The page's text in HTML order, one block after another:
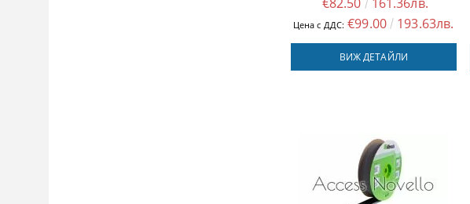
Цена с ДДС: €99.00 193.63лв.
ВИЖ ДЕТАЙЛИ